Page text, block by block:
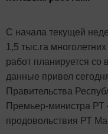
С начала текущей
1,5 тыс.га
работ планируется со
данные привел
Правительства
Премьер-министра РТ
продовольствия РТ